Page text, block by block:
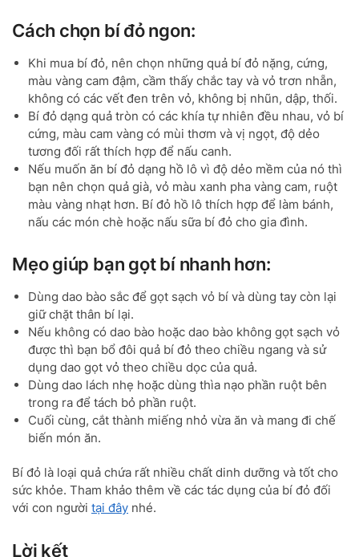
Cách chọn bí đỏ ngon:
Khi mua bí đỏ, nên chọn những quả bí đỏ nặng, cứng,
màu vàng cam đậm, cầm thấy chắc tay và vỏ trơn nhẵn,
không có các vết đen trên vỏ, không bị nhũn, dập, thối.
Bí đỏ dạng quả tròn có các khía tự nhiên đều nhau, vỏ bí
cứng, màu cam vàng có mùi thơm và vị ngọt, độ dẻo
tương đối rất thích hợp để nấu canh.
Nếu muốn ăn bí đỏ dạng hồ lô vì độ dẻo mềm của nó thì
bạn nên chọn quả già, vỏ màu xanh pha vàng cam, ruột
màu vàng nhạt hơn. Bí đỏ hồ lô thích hợp để làm bánh,
nấu các món chè hoặc nấu sữa bí đỏ cho gia đình.
Mẹo giúp bạn gọt bí nhanh hơn:
Dùng dao bào sắc để gọt sạch vỏ bí và dùng tay còn lại
giữ chặt thân bí lại.
Nếu không có dao bào hoặc dao bào không gọt sạch vỏ
được thì bạn bổ đôi quả bí đỏ theo chiều ngang và sử
dụng dao gọt vỏ theo chiều dọc của quả.
Dùng dao lách nhẹ hoặc dùng thìa nạo phần ruột bên
trong ra để tách bỏ phần ruột.
Cuối cùng, cắt thành miếng nhỏ vừa ăn và mang đi chế
biến món ăn.
Bí đỏ là loại quả chứa rất nhiều chất dinh dưỡng và tốt cho
sức khỏe. Tham khảo thêm về các tác dụng của bí đỏ đối
với con người tại đây nhé.
Lời kết